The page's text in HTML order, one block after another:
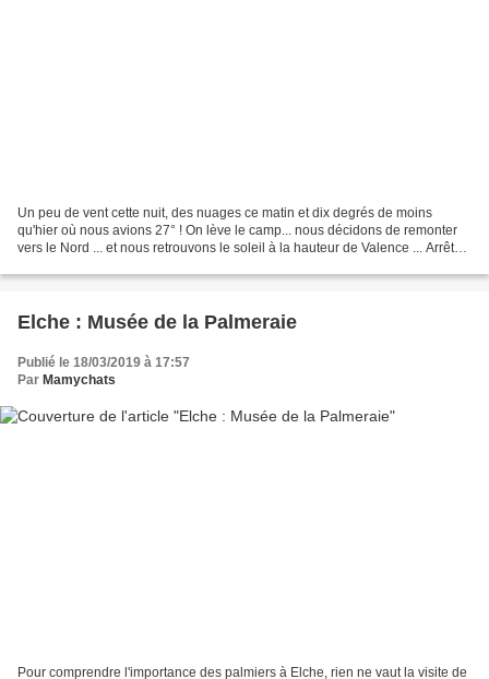
Un peu de vent cette nuit, des nuages ce matin et dix degrés de moins
qu'hier où nous avions 27° ! On lève le camp... nous décidons de remonter
vers le Nord ... et nous retrouvons le soleil à la hauteur de Valence ... Arrêt
Elche : Musée de la Palmeraie
Publié le 18/03/2019 à 17:57
Par Mamychats
Pour comprendre l'importance des palmiers à Elche, rien ne vaut la visite de